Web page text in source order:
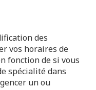
des
vos horaires de
fonction de si vous
spécialité dans
un ou